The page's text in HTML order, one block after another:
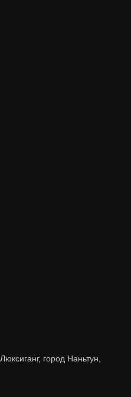
город Наньтун,